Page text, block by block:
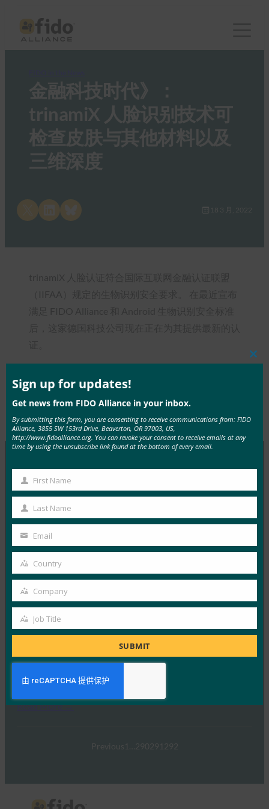
金融科技时代》：
trinamiX 人脸识别技术可
检查皮肤与其他材料以及
三维深度
Share on LinkedInShare on Bluesky 18 3 月, 2022
Type:FIDO in the News
InfoWorld：更好的身份验证：Go get ’em， FIDO
5 1 月, 2017
在 FIDO 的这一专题中，I…
Read More →
TechTarget：FIDO身份验证标准可以发出密码传递
的信号
5 1 月, 2017
TechTarget 报告了随…
Read More →
Previous 1 290291 292
Sign up for updates!
Get news from FIDO Alliance in your inbox.
By submitting this form, you are consenting to receive communications from: FIDO
Alliance, 3855 SW 153rd Drive, Beaverton, OR 97003, US,
http://www.fidoalliance.org. You can revoke your consent to receive emails at any
time by using the unsubscribe link found at the bottom of every email.
First
Name
First Name
Last
Name
Last Name
Your
email
Email
Country
Country
Company
Company
Job
Job Title
SUBMIT